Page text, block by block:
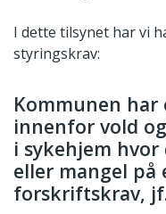
I dette tilsynet har vi
styringskrav:
Kommunen
innenfor vold
i sykehjem
eller mangel på
forskriftskrav,